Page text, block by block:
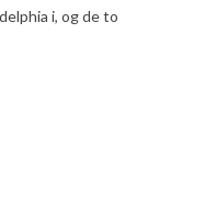
i, og de to